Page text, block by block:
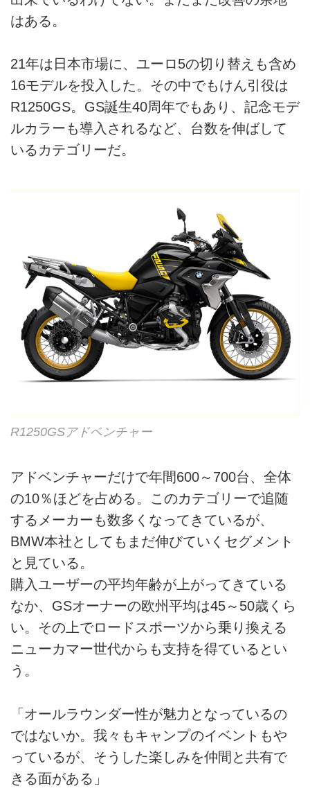
はある。
21年は日本市場に、ユーロ5の切り替えも含め
16モデルを投入した。その中でもけん引役は
R1250GS。GS誕生40周年でもあり、記念モデ
ルカラーも導入されるなど、台数を伸ばして
いるカテゴリーだ。
R1250GSアドベンチャー
アドベンチャーだけで年間600～700台、全体
の10％ほどを占める。このカテゴリーで追随
するメーカーも数多くなってきているが、
BMW本社としてもまだ伸びていくセグメント
と見ている。
購入ユーザーの平均年齢が上がってきている
なか、GSオーナーの欧州平均は45～50歳くら
い。その上でロードスポーツから乗り換える
ニューカマー世代からも支持を得ているとい
う。
「オールラウンダー性が魅力となっているの
ではないか。我々もキャンプのイベントもや
っているが、そうした楽しみを仲間と共有で
きる面がある」